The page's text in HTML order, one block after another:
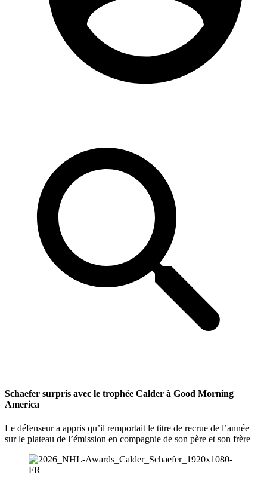
Schaefer surpris avec le trophée Calder à Good Morning
America
Le défenseur a appris qu’il remportait le titre de recrue de l’année
sur le plateau de l’émission en compagnie de son père et son frère